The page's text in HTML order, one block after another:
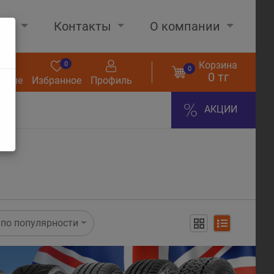
Контакты О компании
Избранное
0
Профиль
0 Корзина
0 тг
АКЦИИ
по популярности